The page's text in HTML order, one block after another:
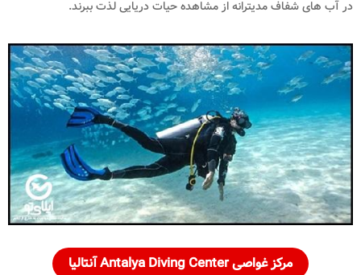
در آب های شفاف مدیترانه از مشاهده حیات دریایی لذت ببرند.
مرکز غواصی Antalya Diving Center آنتالیا